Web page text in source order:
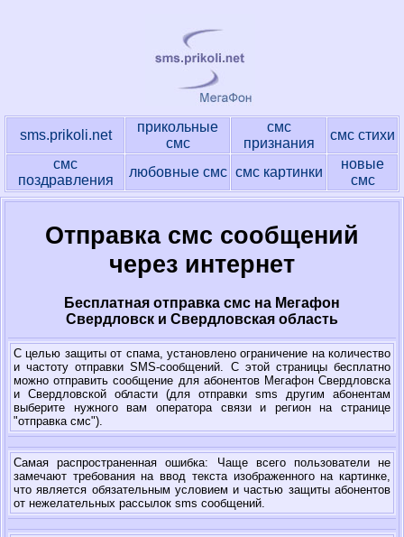
sms.prikoli.net
прикольные
смс
смс
признания
смс стихи
смс
поздравления
любовные смс смс картинки
новые
смс
Отправка смс сообщений
через интернет
Бесплатная отправка смс на Мегафон
Свердловск и Свердловская область
С целью защиты от спама, установлено ограничение на количество
и частоту отправки SMS-сообщений. С этой страницы бесплатно
можно отправить сообщение для абонентов Мегафон Свердловска
и Свердловской области (для отправки sms другим абонентам
выберите нужного вам оператора связи и регион на странице
"отправка смс").
Самая распространенная ошибка: Чаще всего пользователи не
замечают требования на ввод текста изображенного на картинке,
что является обязательным условием и частью защиты абонентов
от нежелательных рассылок sms сообщений.